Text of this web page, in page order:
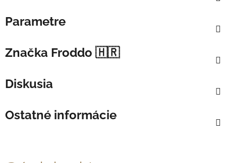
Parametre
Značka Froddo 🇭🇷
Diskusia
Ostatné informácie